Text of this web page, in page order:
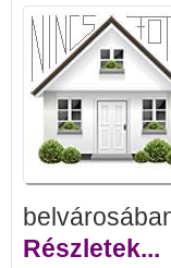
Részletek...